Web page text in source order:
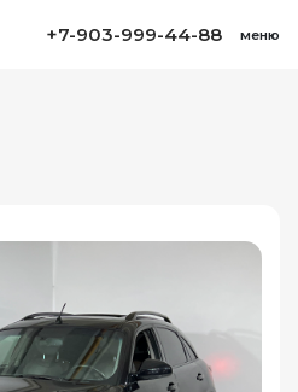
+7-903-999-44-88 меню